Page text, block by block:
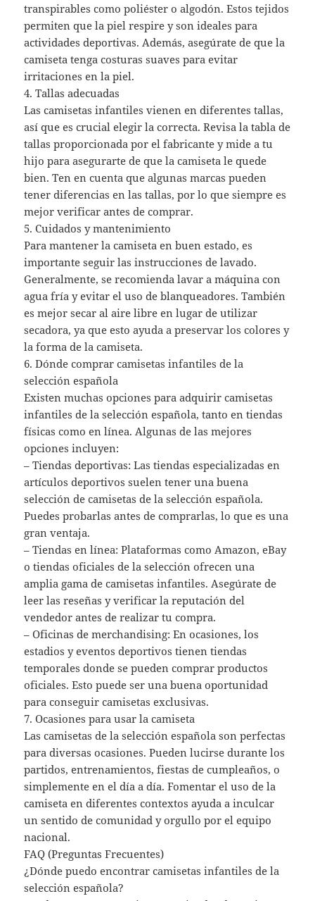
transpirables como poliéster o algodón. Estos tejidos
permiten que la piel respire y son ideales para
actividades deportivas. Además, asegúrate de que la
camiseta tenga costuras suaves para evitar
irritaciones en la piel.
4. Tallas adecuadas
Las camisetas infantiles vienen en diferentes tallas,
así que es crucial elegir la correcta. Revisa la tabla de
tallas proporcionada por el fabricante y mide a tu
hijo para asegurarte de que la camiseta le quede
bien. Ten en cuenta que algunas marcas pueden
tener diferencias en las tallas, por lo que siempre es
mejor verificar antes de comprar.
5. Cuidados y mantenimiento
Para mantener la camiseta en buen estado, es
importante seguir las instrucciones de lavado.
Generalmente, se recomienda lavar a máquina con
agua fría y evitar el uso de blanqueadores. También
es mejor secar al aire libre en lugar de utilizar
secadora, ya que esto ayuda a preservar los colores y
la forma de la camiseta.
6. Dónde comprar camisetas infantiles de la
selección española
Existen muchas opciones para adquirir camisetas
infantiles de la selección española, tanto en tiendas
físicas como en línea. Algunas de las mejores
opciones incluyen:
– Tiendas deportivas: Las tiendas especializadas en
artículos deportivos suelen tener una buena
selección de camisetas de la selección española.
Puedes probarlas antes de comprarlas, lo que es una
gran ventaja.
– Tiendas en línea: Plataformas como Amazon, eBay
o tiendas oficiales de la selección ofrecen una
amplia gama de camisetas infantiles. Asegúrate de
leer las reseñas y verificar la reputación del
vendedor antes de realizar tu compra.
– Oficinas de merchandising: En ocasiones, los
estadios y eventos deportivos tienen tiendas
temporales donde se pueden comprar productos
oficiales. Esto puede ser una buena oportunidad
para conseguir camisetas exclusivas.
7. Ocasiones para usar la camiseta
Las camisetas de la selección española son perfectas
para diversas ocasiones. Pueden lucirse durante los
partidos, entrenamientos, fiestas de cumpleaños, o
simplemente en el día a día. Fomentar el uso de la
camiseta en diferentes contextos ayuda a inculcar
un sentido de comunidad y orgullo por el equipo
nacional.
FAQ (Preguntas Frecuentes)
¿Dónde puedo encontrar camisetas infantiles de la
selección española?